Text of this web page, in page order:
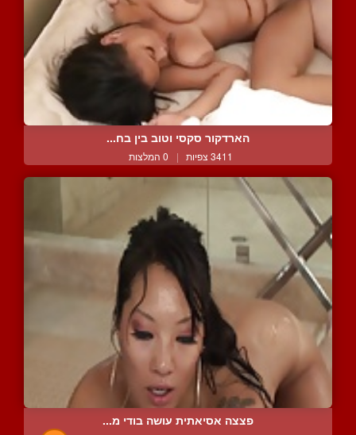
הארדקור סקסי וטוב בין בח...
3411 צפיות | 0 המלצות
פצצה אסיאתית עושה בודי מ...